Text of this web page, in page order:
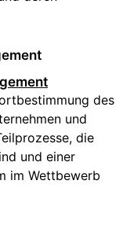
des
und
die
und einer
im Wettbewerb